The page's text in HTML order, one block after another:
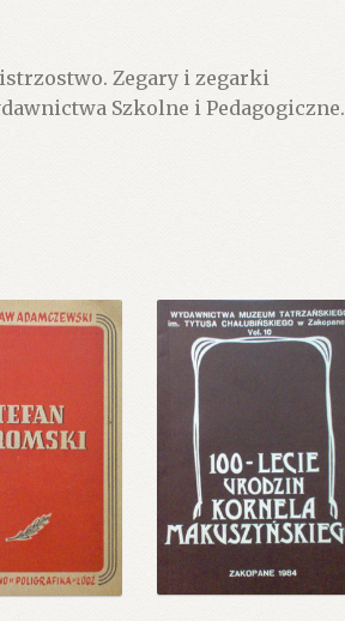
Zegary i zegarki
Szkolne i Pedagogiczne.